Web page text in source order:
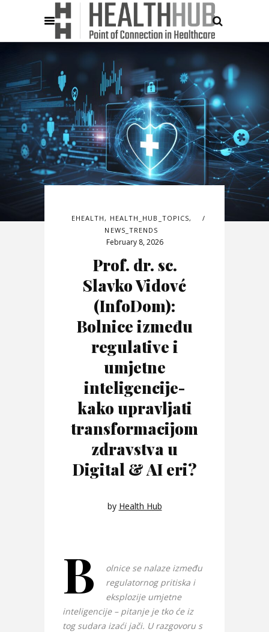
EHEALTH , HEALTH_HUB_TOPICS,
NEWS_TRENDS
February 8, 2026
Prof. dr. sc.
Slavko Vidovć
(InfoDom):
Bolnice između
regulative i
umjetne
inteligencije-
kako upravljati
transformacijom
zdravstva u
Digital & AI eri?
by Health Hub
B
olnice se nalaze između
regulatornog pritiska i
eksplozije umjetne
inteligencije – pitanje je tko će iz
tog sudara izaći jači. U razgovoru s